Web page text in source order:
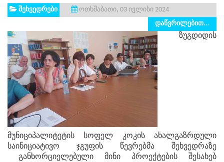
შეხვედრები
ოთხშაბათი, 03 ივლისი 2024
დაწვრილებით...
ზუგდიდის
მუნიციპალიტეტის სოფელ კოკის ახალგაზრდული
საინიციატივო ჯგუფის წევრებმა შეხვედრაზე
განხორციელებული მინი პროექტების შესახებ